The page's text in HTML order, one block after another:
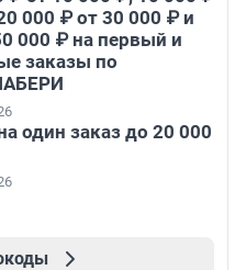
000 ₽ от 30 000 ₽ и
000 ₽ на первый и
заказы по
один заказ до 20 000